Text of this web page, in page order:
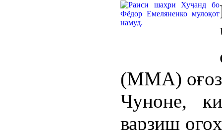
(ММА) оғоз
Чуноне,
варзиш